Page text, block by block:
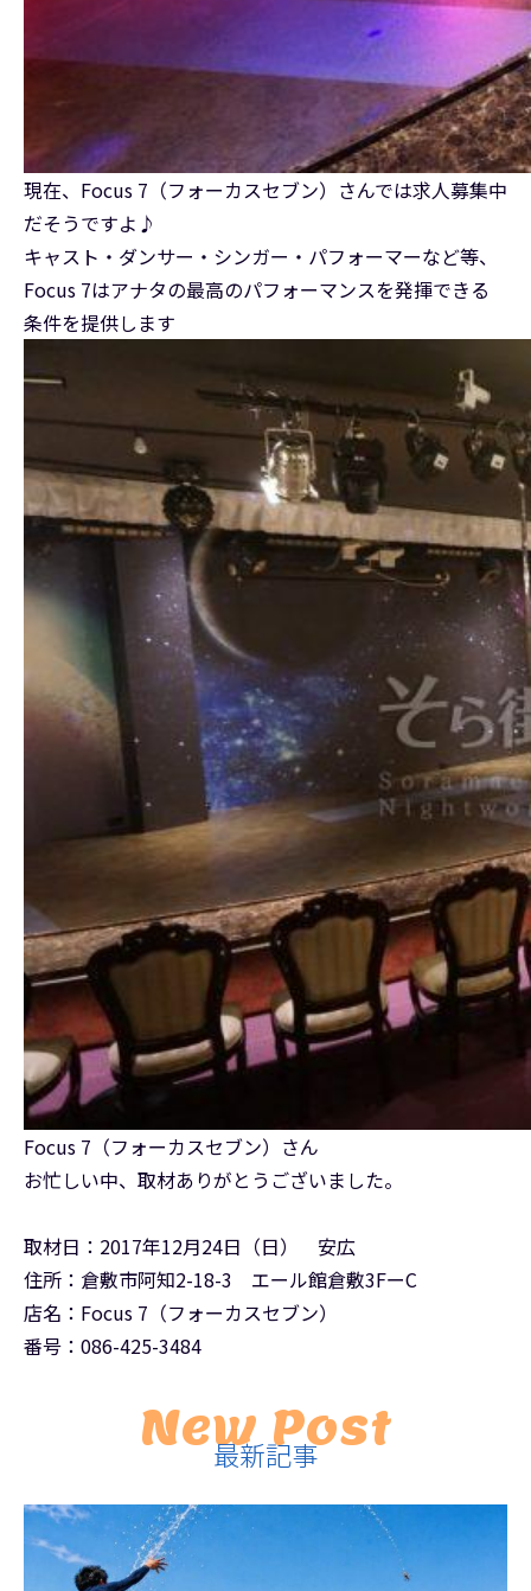
現在、Focus 7（フォーカスセブン）さんでは求人募集中
だそうですよ♪
キャスト・ダンサー・シンガー・パフォーマーなど等、
Focus 7はアナタの最高のパフォーマンスを発揮できる
条件を提供します
Focus 7（フォーカスセブン）さん
お忙しい中、取材ありがとうございました。
取材日：2017年12月24日（日） 安広
住所：倉敷市阿知2-18-3 エール館倉敷3FーC
店名：Focus 7（フォーカスセブン）
番号：086-425-3484
New Post
最新記事